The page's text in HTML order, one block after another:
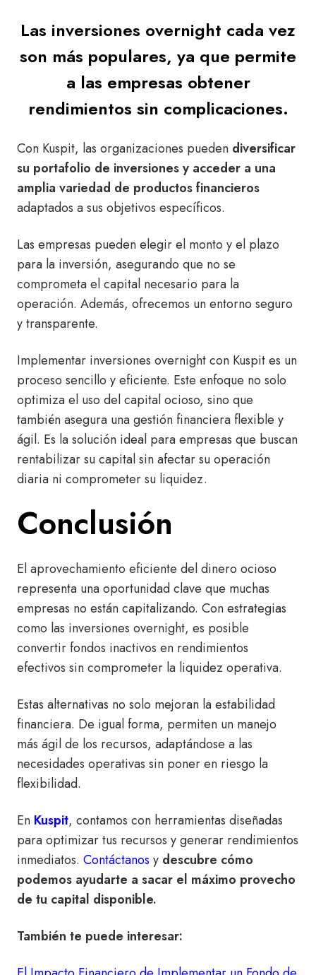
Las inversiones overnight cada vez
son más populares, ya que permite
a las empresas obtener
rendimientos sin complicaciones.
Con Kuspit, las organizaciones pueden diversificar
su portafolio de inversiones y acceder a una
amplia variedad de productos financieros
adaptados a sus objetivos específicos.
Las empresas pueden elegir el monto y el plazo
para la inversión, asegurando que no se
comprometa el capital necesario para la
operación. Además, ofrecemos un entorno seguro
y transparente.
Implementar inversiones overnight con Kuspit es un
proceso sencillo y eficiente. Este enfoque no solo
optimiza el uso del capital ocioso, sino que
también asegura una gestión financiera flexible y
ágil. Es la solución ideal para empresas que buscan
rentabilizar su capital sin afectar su operación
diaria ni comprometer su liquidez.
Conclusión
El aprovechamiento eficiente del dinero ocioso
representa una oportunidad clave que muchas
empresas no están capitalizando. Con estrategias
como las inversiones overnight, es posible
convertirfondos inactivos en rendimientos
efectivos sin comprometer la liquidez operativa.
Estas alternativas no solo mejoran la estabilidad
financiera. De igual forma, permiten un manejo
más ágil de los recursos, adaptándose a las
necesidades operativas sin poner en riesgo la
flexibilidad.
En Kuspit, contamos con herramientas diseñadas
para optimizar tus recursos y generar rendimientos
inmediatos. Contáctanos y descubre cómo
podemos ayudarte a sacar el máximo provecho
de tu capital disponible.
También te puede interesar: